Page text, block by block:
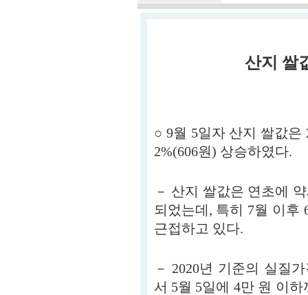
산지 쌀
○ 9월 5일자 산지 쌀값은
2%(606원) 상승하였다.
－ 산지 쌀값은 연초에
되었는데, 특히 7월 이후
근접하고 있다.
－ 2020년 기준의 실질
서 5월 5일에 4만 원 이